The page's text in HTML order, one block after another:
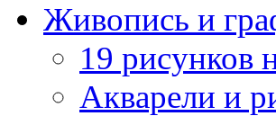
Живопись и
19 рисунков
Акварели и